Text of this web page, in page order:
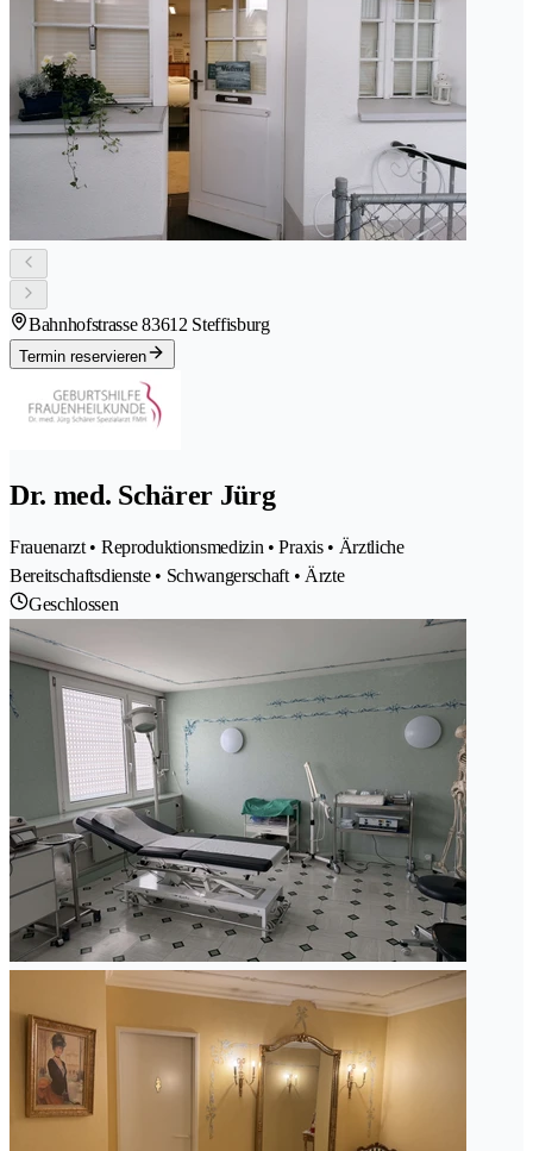
Bahnhofstrasse 83612 Steffisburg
Termin reservieren
Dr. med. Schärer Jürg
Frauenarzt • Reproduktionsmedizin • Praxis • Ärztliche
Bereitschaftsdienste • Schwangerschaft • Ärzte
Geschlossen